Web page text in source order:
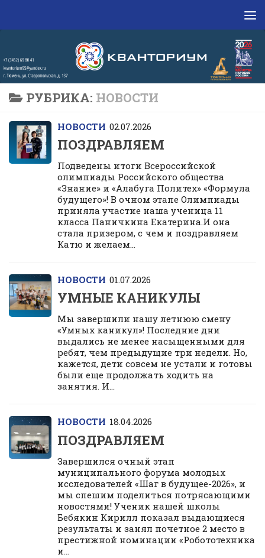
РУБРИКА: НОВОСТИ
НОВОСТИ 02.07.2026
ПОЗДРАВЛЯЕМ
Подведены итоги Всероссийской
олимпиады Российского общества
«Знание» и «Алабуга Политех» «Формула
будущего»! В очном этапе Олимпиады
приняла участие наша ученица 11
класса Паничкина Екатерина.И она
стала призером, с чем и поздравляем
Катю и желаем...
НОВОСТИ 01.07.2026
УМНЫЕ КАНИКУЛЫ
Мы завершили нашу летнюю смену
«Умных каникул»! Последние дни
выдались не менее насыщенными для
ребят, чем предыдущие три недели. Но,
кажется, дети совсем не устали и готовы
были еще продолжать ходить на
занятия. И...
НОВОСТИ 18.04.2026
ПОЗДРАВЛЯЕМ
Завершился очный этап
муниципального форума молодых
исследователей «Шаг в будущее-2026», и
мы спешим поделиться потрясающими
новостями! Ученик нашей школы
Бебякин Кирилл показал выдающиеся
результаты и занял почетное 2 место в
престижной номинации «Робототехника
и...